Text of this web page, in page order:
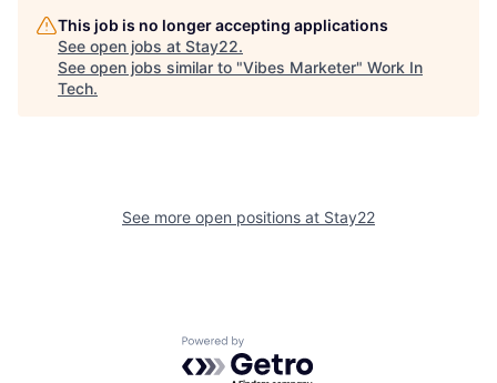
This job is no longer accepting applications
See open jobs at Stay22.
See open jobs similar to "Vibes Marketer" Work In
Tech.
See more open positions at Stay22
Powered by Getro.com